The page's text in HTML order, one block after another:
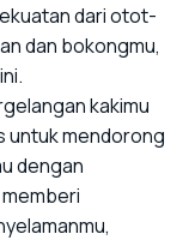
dari otot-
dan bokongmu,
kakimu
untuk mendorong
dengan